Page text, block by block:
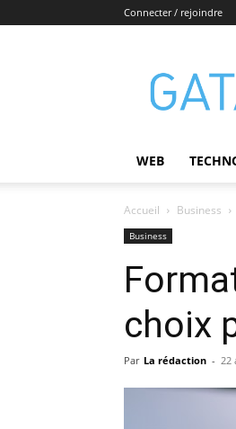
Connecter / rejoindre
WEB
Accueil Business
Business
choix
Par La rédaction - 22